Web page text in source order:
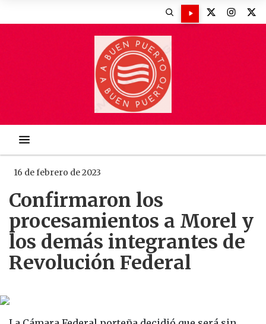
16 de febrero de 2023
Confirmaron los
procesamientos a Morel y
los demás integrantes de
Revolución Federal